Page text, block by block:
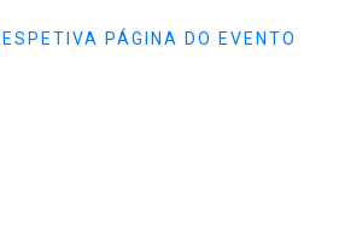
PÁGINA DO EVENTO